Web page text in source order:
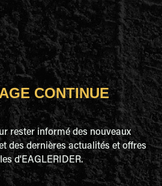
CONTINUE
rester informé des nouveaux
des dernières actualités et offres
d'EAGLERIDER.